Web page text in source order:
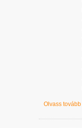
Olvass tovább